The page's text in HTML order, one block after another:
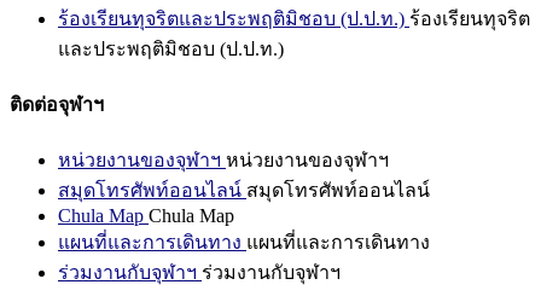
ร้องเรียนทุจริตและประพฤติมิชอบ (ป.ป.ท.) ร้องเรียนทุจริต
และประพฤติมิชอบ (ป.ป.ท.)
ติดต่อจุฬาฯ
หน่วยงานของจุฬาฯ หน่วยงานของจุฬาฯ
สมุดโทรศัพท์ออนไลน์ สมุดโทรศัพท์ออนไลน์
Chula Map Chula Map
แผนที่และการเดินทาง แผนที่และการเดินทาง
ร่วมงานกับจุฬาฯ ร่วมงานกับจุฬาฯ